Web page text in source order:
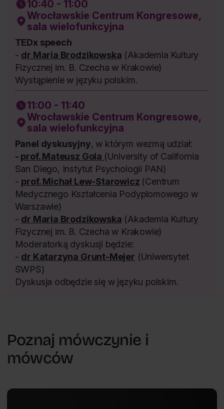
10:40 - 11:00
Wrocławskie Centrum Kongresowe,
sala wielofunkcyjna
TEDx speech
- dr Maria Brodzikowska (Akademia Kultury
Fizycznej im. B. Czecha w Krakowie)
Wystąpienie w języku polskim.
11:00 - 11:40
Wrocławskie Centrum Kongresowe,
sala wielofunkcyjna
Panel dyskusyjny, w którym wezmą udział:
- prof. Mateusz Gola (University of California
San Diego, Instytut Psychologii PAN)
- prof. Michał Lew-Starowicz (Centrum
Medycznego Kształcenia Podyplomowego w
Warszawie)
- dr Maria Brodzikowska (Akademia Kultury
Fizycznej im. B. Czecha w Krakowie)
Moderatorką dyskusji będzie:
- dr Katarzyna Grunt-Mejer (Uniwersytet
SWPS)
Dyskusja odbędzie się w języku polskim.
Poznaj mówczynie i
mówców
Zdrowie psychiczne
Mateusz